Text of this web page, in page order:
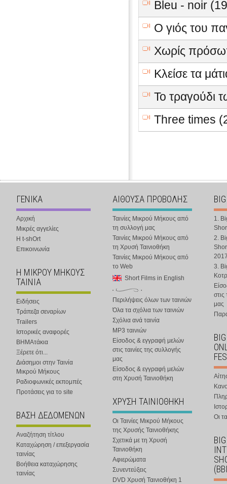
Bleu - noir
Ο γιός του
Χωρίς
Κλείσε τα
Το τραγούδι
Three times
ΓΕΝΙΚΑ
Αρχική
Μικρές αγγελίες
Η t-shOrt
Επικοινωνία
Η ΜΙΚΡΟΥ ΜΗΚΟΥΣ
ΤΑΙΝΙΑ
Ειδήσεις
Τράπεζα σεναρίων
Trailers
Ιστορικές αναφορές
ΒΗΜΑτάκια
Ξέρετε ότι...
Διάσημοι στην Ταινία
Μικρού Μήκους
Ραδιοφωνικές εκπομπές
Προτάσεις για το site
ΒΑΣΗ ΔΕΔΟΜΕΝΩΝ
Αναζήτηση τίτλου
Καταχώρηση / επεξεργασία
ταινίας
Βοήθεια καταχώρησης
ταινίας
ΑΙΘΟΥΣΑ ΠΡΟΒΟΛΗΣ
Ταινίες Μικρού Μήκους από
τη συλλογή μας
Ταινίες Μικρού Μήκους από
τη Χρυσή Ταινιοθήκη
Ταινίες Μικρού Μήκους από
το Web
Short Films in English
Περιλήψεις όλων των ταινιών
Όλα τα σχόλια των ταινιών
Σχόλια ανά ταινία
MP3 ταινιών
Είσοδος & εγγραφή μελών
στις ταινίες της συλλογής
μας
Είσοδος & εγγραφή μελών
στη Χρυσή Ταινιοθήκη
ΧΡΥΣΗ ΤΑΙΝΙΟΘΗΚΗ
Οι Ταινίες Μικρού Μήκους
της Χρυσής Ταινιοθήκης
Σχετικά με τη Χρυσή
Ταινιοθήκη
Αφιερώματα
Συνεντεύξεις
DVD Χρυσή Ταινιοθήκη 1
1.
2.
3.
στις
μας
Οι